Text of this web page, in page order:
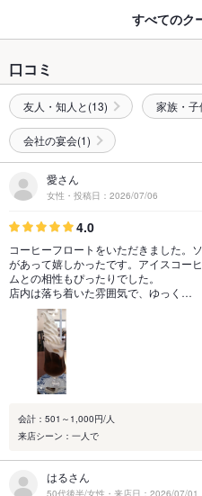
すべてのク
口コミ
友人・知人と(13) 家族・子
会社の宴会(1)
愛さん
女性・投稿日：2026/07/06
4.0
コーヒーフロートをいただきました。
があって嬉しかったです。アイスコー
ムとの相性もぴったりでした。
店内は落ち着いた雰囲気で、ゆっく…
会計：501～1,000円/人
来店シーン：一人で
はるさん
50代後半/女性・来店日：2026/07/01